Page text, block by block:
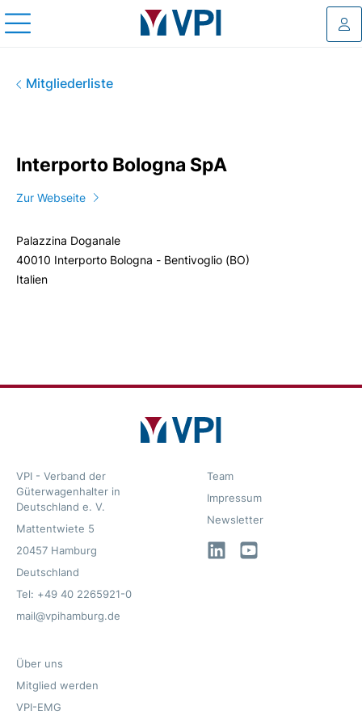
Mitgliederliste
Interporto Bologna SpA
Interporto Bologna SpA
Zur Webseite
Palazzina Doganale
40010 Interporto Bologna - Bentivoglio (BO)
Italien
VPI - Verband der
Güterwagenhalter in
Deutschland e. V.
Mattentwiete 5
20457 Hamburg
Deutschland
Tel: +49 40 2265921-0
mail@vpihamburg.de
Team
Impressum
Newsletter
LinkedInYouTube
Über uns
Mitglied werden
VPI-EMG